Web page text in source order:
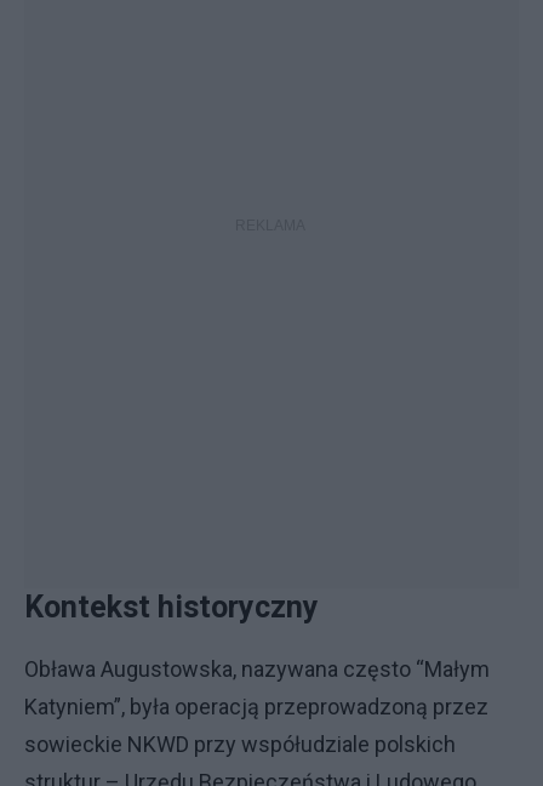
Kontekst historyczny
Obława Augustowska, nazywana często “Małym
Katyniem”, była operacją przeprowadzoną przez
sowieckie NKWD przy współudziale polskich